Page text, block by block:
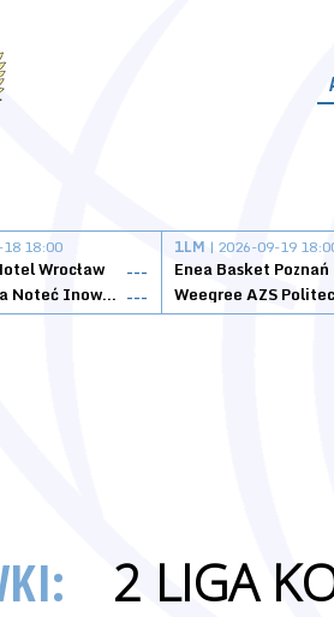
18:00
Wrocław
---
KSK Qemetica Noteć Inowrocław ---
1LM | 2026-09-19
Enea Basket Poznań
2 LIGA